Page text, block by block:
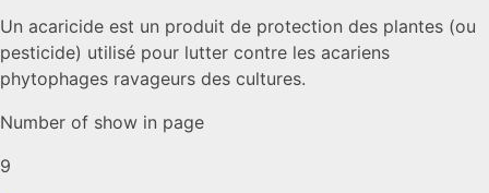
Un acaricide est un produit de protection des plantes (ou
pesticide) utilisé pour lutter contre les acariens
phytophages ravageurs des cultures.
Number of show in page
9